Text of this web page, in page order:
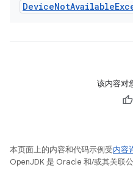
DeviceNotAvailable
该内容对
本页面上的内容和代码示例受内容
OpenJDK 是 Oracle 和/或其关联公